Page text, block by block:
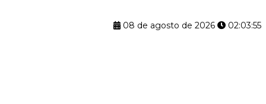
08 de agosto de 2026 02:03:56